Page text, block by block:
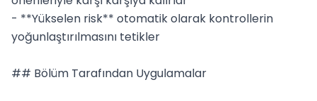
- **Yükselen risk** otomatik olarak kontrollerin
yoğunlaştırılmasını tetikler
## Bölüm Tarafından Uygulamalar